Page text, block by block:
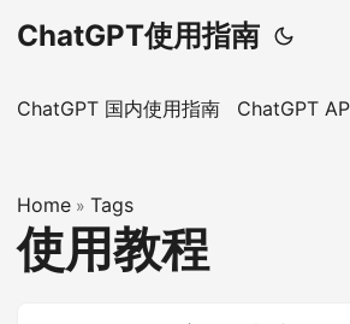
ChatGPT使用指南
ChatGPT 国内使用指南 ChatGPT
Home » Tags
使用教程